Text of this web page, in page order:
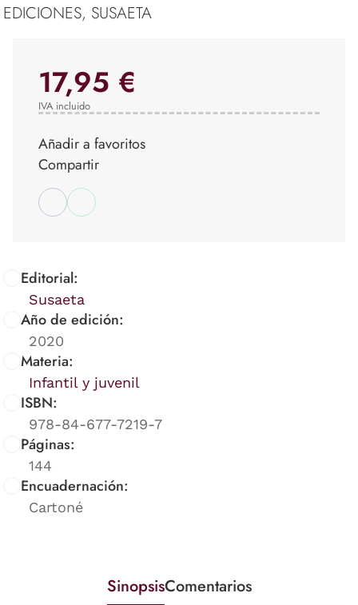
EDICIONES, SUSAETA
Editorial:
Susaeta
Año de edición:
2020
Materia:
Infantil y juvenil
ISBN:
978-84-677-7219-7
Páginas:
144
Encuadernación:
Cartoné
17,95 €
IVA incluido
Añadir a favoritos
Compartir
SinopsisComentarios